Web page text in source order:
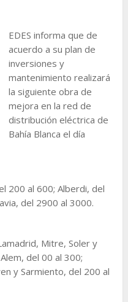
EDES informa que de
acuerdo a su plan de
inversiones y
mantenimiento realizará
la siguiente obra de
mejora en la red de
distribución eléctrica de
Bahía Blanca el día
200 al 600; Alberdi, del
del 2900 al 3000.
Mitre, Soler y
del 00 al 300;
y Sarmiento, del 200 al